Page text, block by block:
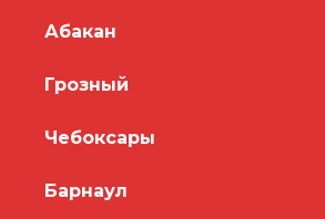
Абакан
Грозный
Чебоксары
Барнаул